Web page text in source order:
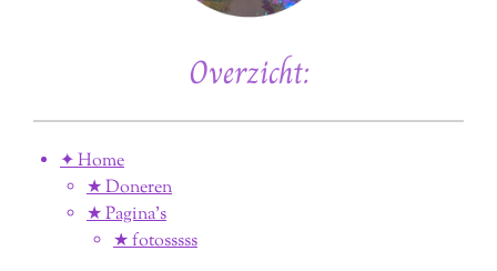
Overzicht:
✦ Home
★ Doneren
★ Pagina’s
★ fotosssss